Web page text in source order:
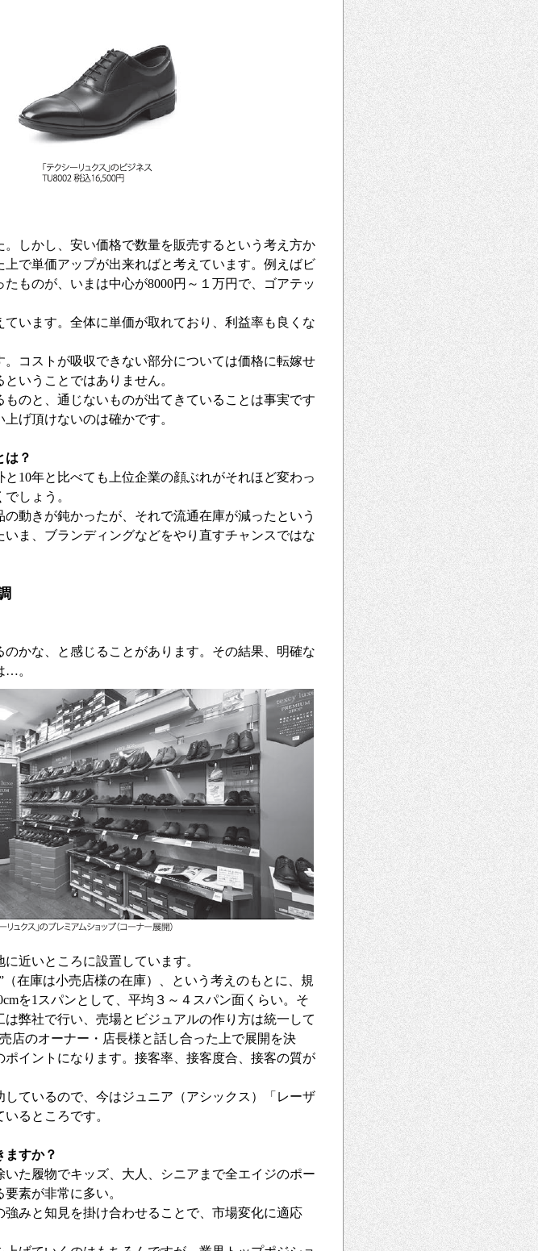
しかし、安い価格で数量を販売するという考え方か
で単価アップが出来ればと考えています。例えばビ
ものが、いまは中心が8000円～１万円で、ゴアテッ
います。全体に単価が取れており、利益率も良くな
コストが吸収できない部分については価格に転嫁せ
いうことではありません。
のと、通じないものが出てきていることは事実です
げ頂けないのは確かです。
は？
10年と比べても上位企業の顔ぶれがそれほど変わっ
しょう。
動きが鈍かったが、それで流通在庫が減ったという
ま、ブランディングなどをやり直すチャンスではな
かな、と感じることがあります。その結果、明確な
…。
近いところに設置しています。
在庫は小売店様の在庫）、という考えのもとに、規
を1スパンとして、平均３～４スパン面くらい。そ
弊社で行い、売場とビジュアルの作り方は統一して
店のオーナー・店長様と話し合った上で展開を決
イントになります。接客率、接客度合、接客の質が
ているので、今はジュニア（アシックス）「レーザ
るところです。
すか？
た履物でキッズ、大人、シニアまで全エイジのポー
素が非常に多い。
みと知見を掛け合わせることで、市場変化に適応